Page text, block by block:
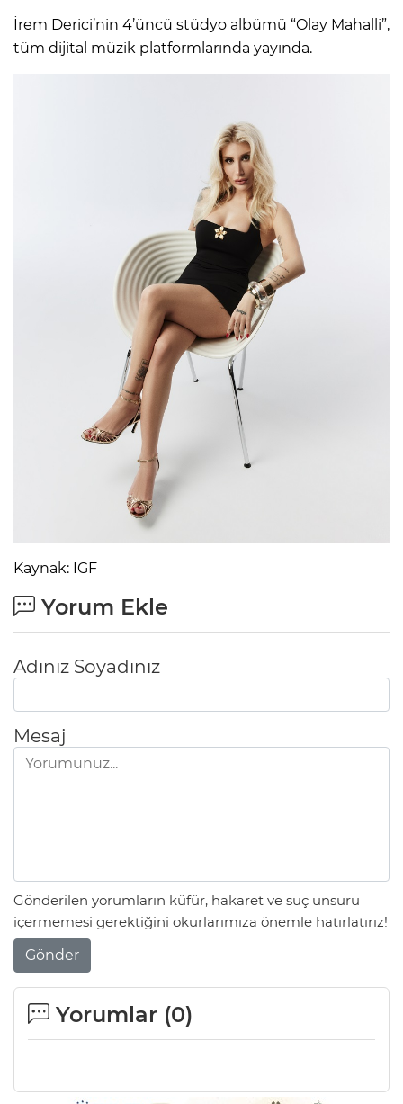
İrem Derici’nin 4’üncü stüdyo albümü “Olay Mahalli”,
tüm dijital müzik platformlarında yayında.
Kaynak: IGF
Yorum Ekle
Adınız Soyadınız
Mesaj
Gönderilen yorumların küfür, hakaret ve suç unsuru
içermemesi gerektiğini okurlarımıza önemle hatırlatırız!
Gönder
Yorumlar (0)